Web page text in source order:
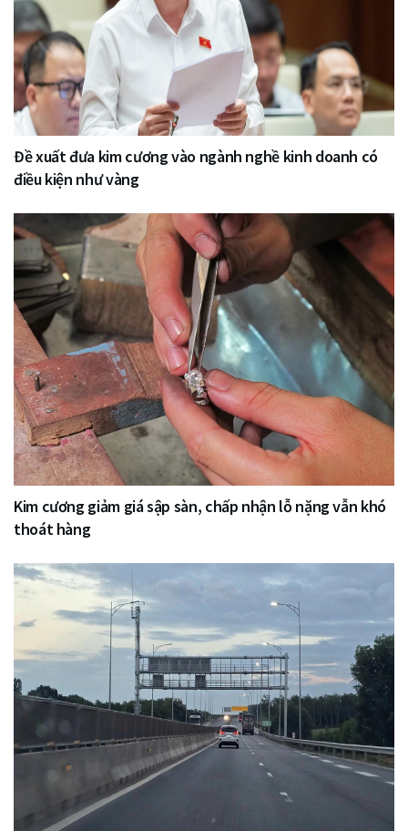
Đề xuất đưa kim cương vào ngành nghề kinh doanh có
điều kiện như vàng
Kim cương giảm giá sập sàn, chấp nhận lỗ nặng vẫn khó
thoát hàng